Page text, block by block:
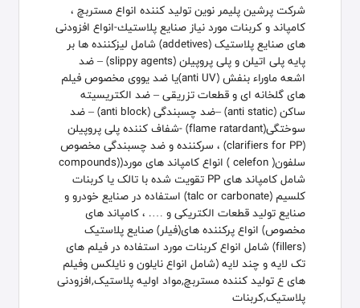
شرکت پرشین پلیمر نوین توليد كننده انواع مستربچ ،
كامپاند و كربنات مورد نياز صنايع پلاستيك-انواع افزودنی
های صنایع پلاستیک (addetives) شامل لیزکننده ها بر
پایه پلی اتیلن و پلی پروپیلن (slippy agents) – ضد
اشعه ماوراء بنفش (anti UV)یا ضد یووی مخصوص فیلم
های گلخانه ای و قطعات تزریقی – ضد الکتریسیته
ساکن (anti static) –ضد چسبندگی (anti block) – ضد
سوختگی(flame ratardant) -شفاف کننده پلی پروپیلن
(clarifiers for PP) ، سرکننده و ضد چسبندگی مخصوص
سلفون( celefon ) انواع کامپاند های مورد((compounds
شامل کامپاند های PP تقویت شده با تالک یا کربنات
کلسیم (talc or carbonate) استفاده در صنایع خودرو و
صنایع تولید قطعات الکتریکی و …. ، کامپاند های
مخصوص) انواع پرکننده های(فیلر) صنایع پلاستیک
(fillers) شامل انواع كربنات مورد استفاده در فیلم های
تک لایه و چند لایه (شامل انواع نایلون و نایلکس وفیلم
های ع تولید کننده مستربچ,مواد اولیه پلاستیک,افزودنی
پلاستیک,کربنات